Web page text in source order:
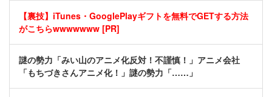
【裏技】iTunes・GooglePlayギフトを無料でGETする方法
がこちらwwwwwww [PR]
謎の勢力「みい山のアニメ化反対！不謹慎！」アニメ会社
「もちづきさんアニメ化！」謎の勢力「……」